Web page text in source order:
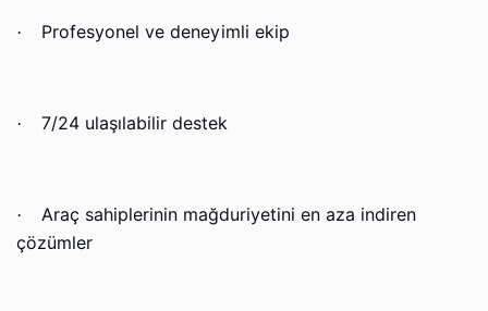
· Profesyonel ve deneyimli ekip
· 7/24 ulaşılabilir destek
·
Araç sahiplerinin mağduriyetini en aza indiren
çözümler